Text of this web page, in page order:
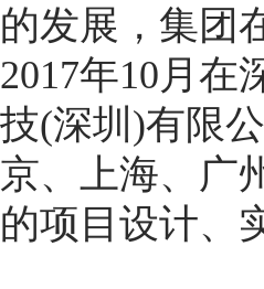
的发展，集团
2017年10月在
技(深圳)有限
京、上海、广
的项目设计、